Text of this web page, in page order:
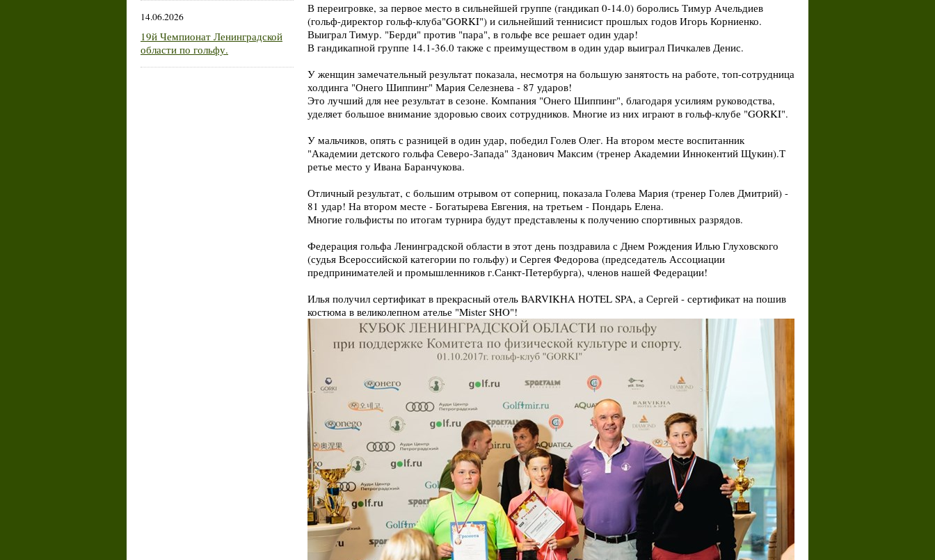
14.06.2026
19й Чемпионат Ленинградской
области по гольфу.
В переигровке, за первое место в сильнейшей группе (гандикап 0-14.0) боролись Тимур Ачельдиев
(гольф-директор гольф-клуба"GORKI") и сильнейший теннисист прошлых годов Игорь Корниенко.
Выиграл Тимур. "Берди" против "пара", в гольфе все решает один удар!
В гандикапной группе 14.1-36.0 также с преимуществом в один удар выиграл Пичкалев Денис.
У женщин замечательный результат показала, несмотря на большую занятость на работе, топ-сотрудница
холдинга "Онего Шиппинг" Мария Селезнева - 87 ударов!
Это лучший для нее результат в сезоне. Компания "Онего Шиппинг", благодаря усилиям руководства,
уделяет большое внимание здоровью своих сотрудников. Многие из них играют в гольф-клубе "GORKI".
У мальчиков, опять с разницей в один удар, победил Голев Олег. На втором месте воспитанник
"Академии детского гольфа Северо-Запада" Зданович Максим (тренер Академии Иннокентий Щукин).Т
ретье место у Ивана Баранчукова.
Отличный результат, с большим отрывом от соперниц, показала Голева Мария (тренер Голев Дмитрий) -
81 удар! На втором месте - Богатырева Евгения, на третьем - Пондарь Елена.
Многие гольфисты по итогам турнира будут представлены к получению спортивных разрядов.
Федерация гольфа Ленинградской области в этот день поздравила с Днем Рождения Илью Глуховского
(судья Всероссийской категории по гольфу) и Сергея Федорова (председатель Ассоциации
предпринимателей и промышленников г.Санкт-Петербурга), членов нашей Федерации!
Илья получил сертификат в прекрасный отель BARVIKHA HOTEL SPA, а Сергей - сертификат на пошив
костюма в великолепном ателье "Mister SHO"!